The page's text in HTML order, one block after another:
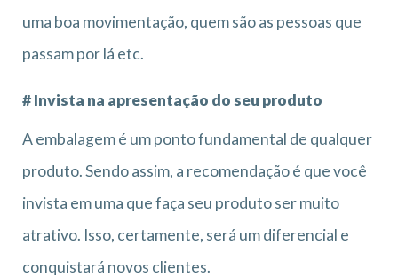
uma boa movimentação, quem são as pessoas que
passam por lá etc.
# Invista na apresentação do seu produto
A embalagem é um ponto fundamental de qualquer
produto. Sendo assim, a recomendação é que você
invista em uma que faça seu produto ser muito
atrativo. Isso, certamente, será um diferencial e
conquistará novos clientes.